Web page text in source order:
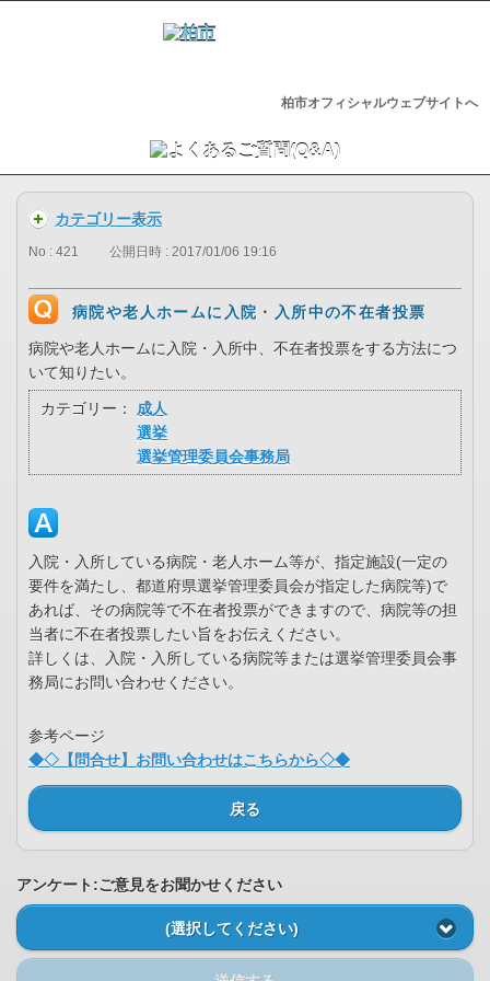
柏市オフィシャルウェブサイトへ
カテゴリー表示
No : 421 公開日時 : 2017/01/06 19:16
病院や老人ホームに入院・入所中の不在者投票
病院や老人ホームに入院・入所中、不在者投票をする方法につ
いて知りたい。
カテゴリー：
成人
選挙
選挙管理委員会事務局
入院・入所している病院・老人ホーム等が、指定施設(一定の
要件を満たし、都道府県選挙管理委員会が指定した病院等)で
あれば、その病院等で不在者投票ができますので、病院等の担
当者に不在者投票したい旨をお伝えください。
詳しくは、入院・入所している病院等または選挙管理委員会事
務局にお問い合わせください。
参考ページ
◆◇【問合せ】お問い合わせはこちらから◇◆
戻る
アンケート:ご意見をお聞かせください
(選択してください)